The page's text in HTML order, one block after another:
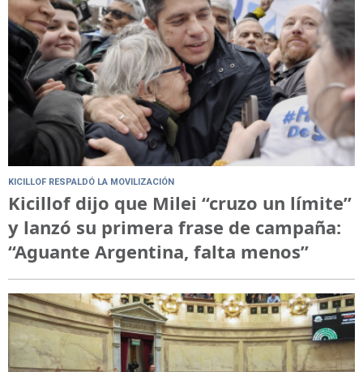
KICILLOF RESPALDÓ LA MOVILIZACIÓN
Kicillof dijo que Milei “cruzo un límite”
y lanzó su primera frase de campaña:
“Aguante Argentina, falta menos”